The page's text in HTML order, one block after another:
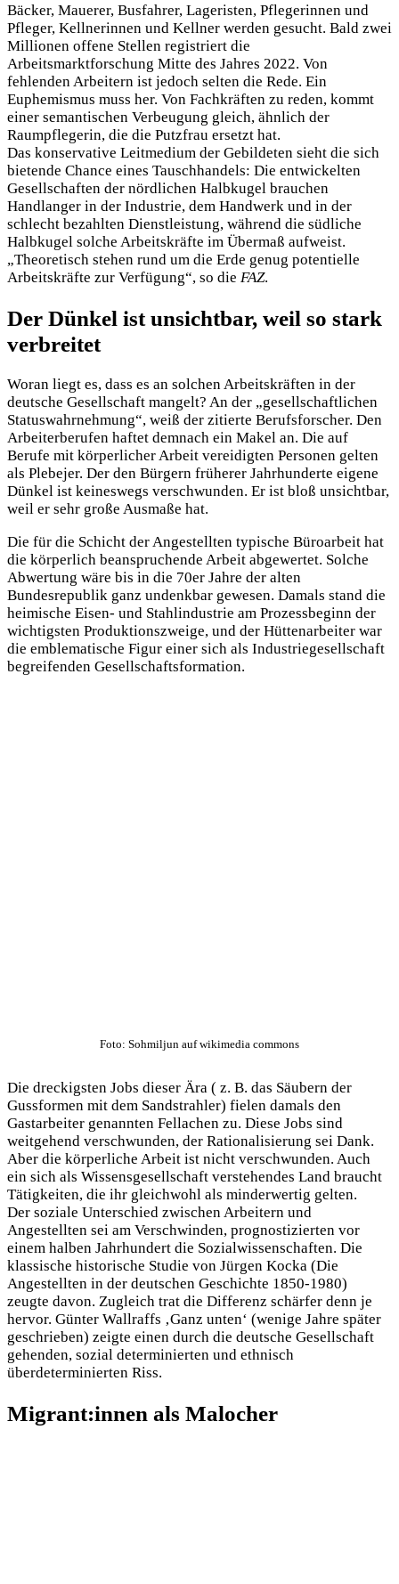
Bäcker, Mauerer, Busfahrer, Lageristen, Pflegerinnen und
Pfleger, Kellnerinnen und Kellner werden gesucht. Bald zwei
Millionen offene Stellen registriert die
Arbeitsmarktforschung Mitte des Jahres 2022. Von
fehlenden Arbeitern ist jedoch selten die Rede. Ein
Euphemismus muss her. Von Fachkräften zu reden, kommt
einer semantischen Verbeugung gleich, ähnlich der
Raumpflegerin, die die Putzfrau ersetzt hat.
Das konservative Leitmedium der Gebildeten sieht die sich
bietende Chance eines Tauschhandels: Die entwickelten
Gesellschaften der nördlichen Halbkugel brauchen
Handlanger in der Industrie, dem Handwerk und in der
schlecht bezahlten Dienstleistung, während die südliche
Halbkugel solche Arbeitskräfte im Übermaß aufweist.
„Theoretisch stehen rund um die Erde genug potentielle
Arbeitskräfte zur Verfügung“, so die FAZ.
Der Dünkel ist unsichtbar, weil so stark
verbreitet
Woran liegt es, dass es an solchen Arbeitskräften in der
deutsche Gesellschaft mangelt? An der „gesellschaftlichen
Statuswahrnehmung“, weiß der zitierte Berufsforscher. Den
Arbeiterberufen haftet demnach ein Makel an. Die auf
Berufe mit körperlicher Arbeit vereidigten Personen gelten
als Plebejer. Der den Bürgern früherer Jahrhunderte eigene
Dünkel ist keineswegs verschwunden. Er ist bloß unsichtbar,
weil er sehr große Ausmaße hat.
Die für die Schicht der Angestellten typische Büroarbeit hat
die körperlich beanspruchende Arbeit abgewertet. Solche
Abwertung wäre bis in die 70er Jahre der alten
Bundesrepublik ganz undenkbar gewesen. Damals stand die
heimische Eisen- und Stahlindustrie am Prozessbeginn der
wichtigsten Produktionszweige, und der Hüttenarbeiter war
die emblematische Figur einer sich als Industriegesellschaft
begreifenden Gesellschaftsformation.
Foto: Sohmiljun auf wikimedia commons
Die dreckigsten Jobs dieser Ära ( z. B. das Säubern der
Gussformen mit dem Sandstrahler) fielen damals den
Gastarbeiter genannten Fellachen zu. Diese Jobs sind
weitgehend verschwunden, der Rationalisierung sei Dank.
Aber die körperliche Arbeit ist nicht verschwunden. Auch
ein sich als Wissensgesellschaft verstehendes Land braucht
Tätigkeiten, die ihr gleichwohl als minderwertig gelten.
Der soziale Unterschied zwischen Arbeitern und
Angestellten sei am Verschwinden, prognostizierten vor
einem halben Jahrhundert die Sozialwissenschaften. Die
klassische historische Studie von Jürgen Kocka (Die
Angestellten in der deutschen Geschichte 1850-1980)
zeugte davon. Zugleich trat die Differenz schärfer denn je
hervor. Günter Wallraffs ‚Ganz unten‘ (wenige Jahre später
geschrieben) zeigte einen durch die deutsche Gesellschaft
gehenden, sozial determinierten und ethnisch
überdeterminierten Riss.
Migrant:innen als Malocher